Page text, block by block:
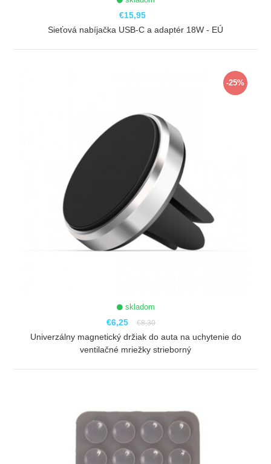
€15,95
Sieťová nabíjačka USB-C a adaptér 18W - EÚ
-25%
skladom
€6,25 €8,30
Univerzálny magnetický držiak do auta na uchytenie do
ventilačné mriežky strieborný